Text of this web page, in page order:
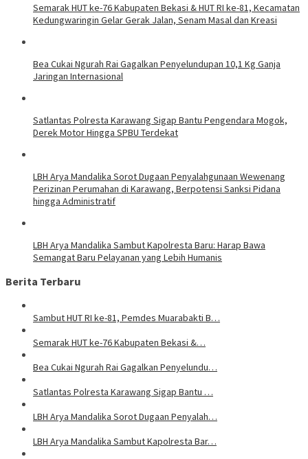
Semarak HUT ke-76 Kabupaten Bekasi & HUT RI ke-81, Kecamatan
Kedungwaringin Gelar Gerak Jalan, Senam Masal dan Kreasi
Bea Cukai Ngurah Rai Gagalkan Penyelundupan 10,1 Kg Ganja
Jaringan Internasional
Satlantas Polresta Karawang Sigap Bantu Pengendara Mogok,
Derek Motor Hingga SPBU Terdekat
LBH Arya Mandalika Sorot Dugaan Penyalahgunaan Wewenang
Perizinan Perumahan di Karawang, Berpotensi Sanksi Pidana
hingga Administratif
LBH Arya Mandalika Sambut Kapolresta Baru: Harap Bawa
Semangat Baru Pelayanan yang Lebih Humanis
Berita Terbaru
Sambut HUT RI ke-81, Pemdes Muarabakti B…
Semarak HUT ke-76 Kabupaten Bekasi &…
Bea Cukai Ngurah Rai Gagalkan Penyelundu…
Satlantas Polresta Karawang Sigap Bantu …
LBH Arya Mandalika Sorot Dugaan Penyalah…
LBH Arya Mandalika Sambut Kapolresta Bar…